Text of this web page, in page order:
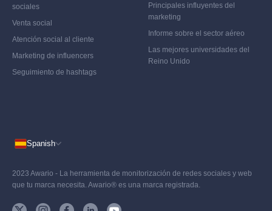
sociales
Venta social
Atención social al cliente
Marketing de influencers
Seguimiento de hashtags
Principales influyentes del
marketing
Informe sobre el sector aéreo
Las mejores universidades del
Reino Unido
Spanish
2023 Awario - La herramienta de monitorización de redes sociales y web
que tu marca necesita. Awario® es una marca registrada.